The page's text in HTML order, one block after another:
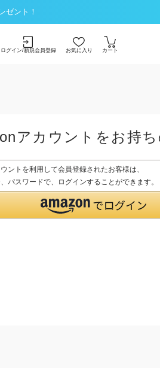
ゼント！
ログイン/新規会員登録 お気に入り カート
アカウントをお持ち
ントを利用して会員登録されたお客様は、
パスワードで、ログインすることができます。